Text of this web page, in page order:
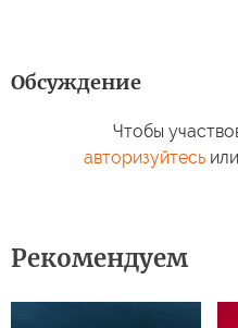
Обсуждение
Чтобы
авторизуйтесьили
Рекомендуем